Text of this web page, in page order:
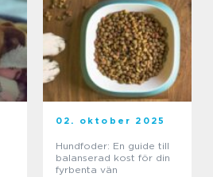
02. oktober 2025
Hundfoder: En guide till
balanserad kost för din
fyrbenta vän